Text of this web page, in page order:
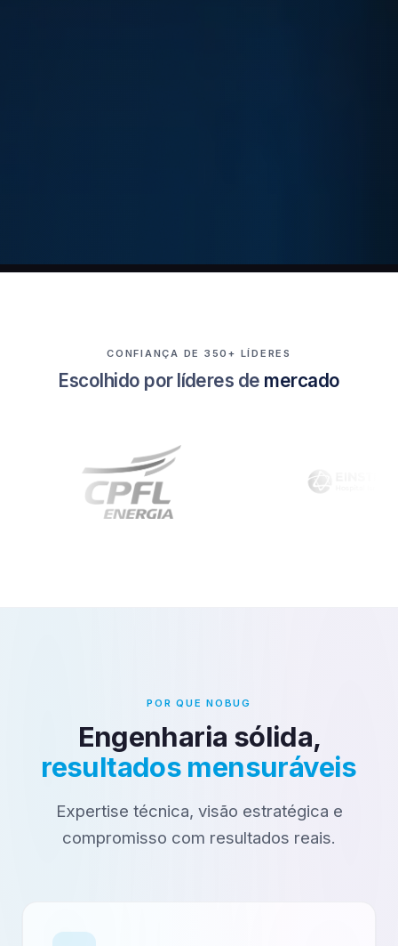
CONFIANÇA DE 350+ LÍDERES
Escolhido por líderes de mercado
POR QUE NOBUG
Engenharia sólida,
resultados mensuráveis
Expertise técnica, visão estratégica e
compromisso com resultados reais.